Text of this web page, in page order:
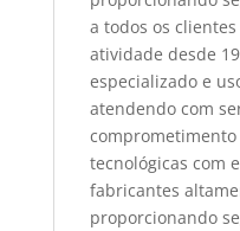
a todos os
atividade desde
especializado e
atendendo com
tecnológicas com
fabricantes
proporcionando